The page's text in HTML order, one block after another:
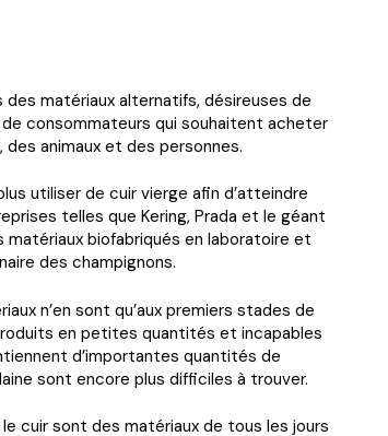
matériaux alternatifs, désireuses de
consommateurs qui souhaitent acheter
animaux et des personnes.
utiliser de cuir vierge afin d’atteindre
telles que Kering, Prada et le géant
biofabriqués en laboratoire et
des champignons.
n’en sont qu’aux premiers stades de
en petites quantités et incapables
d’importantes quantités de
sont encore plus difficiles à trouver.
cuir sont des matériaux de tous les jours